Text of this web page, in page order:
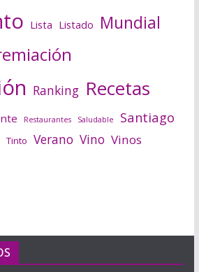
Lista Listado Mundial
Ranking Recetas
Restaurantes Saludable Santiago
Tinto Verano Vino Vinos